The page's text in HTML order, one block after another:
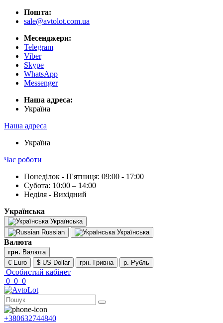
Пошта:
sale@avtolot.com.ua
Месенджери:
Telegram
Viber
Skype
WhatsApp
Messenger
Наша адреса:
Українa
Наша адреса
Українa
Час роботи
Понеділок - П'ятниця: 09:00 - 17:00
Субота: 10:00 – 14:00
Неділя - Вихідний
Українська
Українська
Russian
Українська
Валюта
грн. Валюта
€ Euro
$ US Dollar грн. Гривна р. Рубль
Особистий кабінет
0 0 0
+380632744840